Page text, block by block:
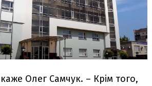
Олег Самчук. – Крім того,